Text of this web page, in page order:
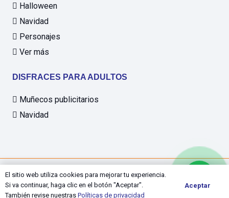
Halloween
Navidad
Personajes
Ver más
DISFRACES PARA ADULTOS
Muñecos publicitarios
Navidad
© 2025 Disfrases Happys SAC
Desarrollado por:Digital Studio
El sitio web utiliza cookies para mejorar tu experiencia.
Si va continuar, haga clic en el botón "Aceptar".
También revise nuestras Políticas de privacidad
Aceptar